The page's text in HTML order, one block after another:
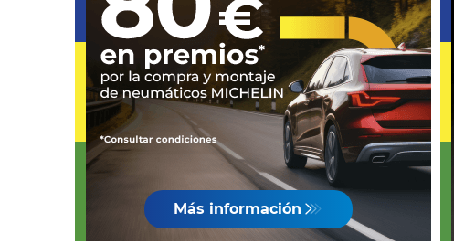
Más información